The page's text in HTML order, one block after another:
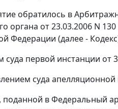
обратилось в
органа от 23.03.2006 N
Федерации (далее -
первой инстанции от
суда
в Федеральный